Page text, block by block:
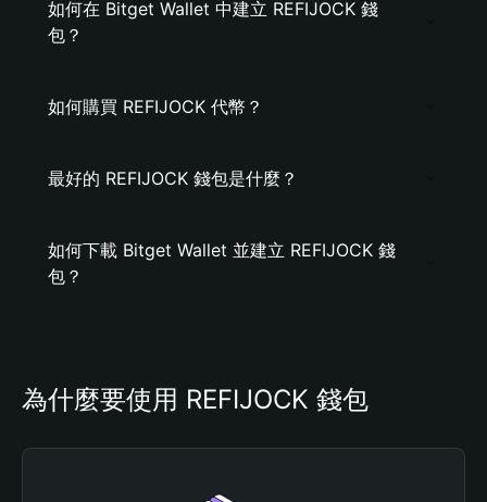
如何在 Bitget Wallet 中建立 REFIJOCK 錢
包？
如何購買 REFIJOCK 代幣？
最好的 REFIJOCK 錢包是什麼？
如何下載 Bitget Wallet 並建立 REFIJOCK 錢
包？
為什麼要使用 REFIJOCK 錢包